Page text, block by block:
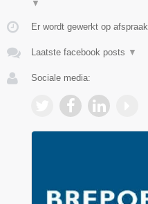
▼
Er wordt gewerkt op afspraak.
Laatste facebook posts ▼
Sociale media: